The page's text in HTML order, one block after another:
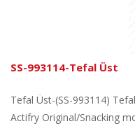
SS-993114-Tefal Üst
Tefal Üst-(SS-993114)
Actifry Original/Snacking